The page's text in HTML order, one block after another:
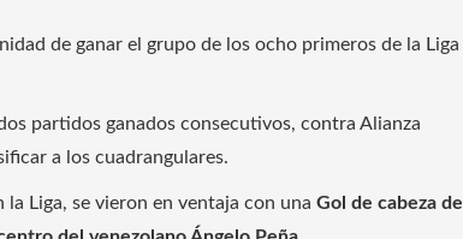
de ganar el grupo de los ocho primeros de la Liga
partidos ganados consecutivos, contra Alianza
a los cuadrangulares.
la Liga, se vieron en ventaja con una Gol de cabeza de